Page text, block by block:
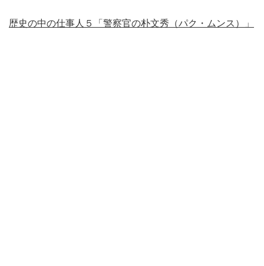
歴史の中の仕事人５「警察官の朴文秀（パク・ムンス）」